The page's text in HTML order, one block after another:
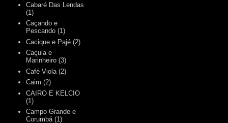
Cabaré Das Lendas
(1)
Caçando e
Pescando (1)
Cacique e Pajé (2)
Caçula e
Marinheiro (3)
Café Viola (2)
Caim (2)
CAIRO E KELCIO
(1)
Campo Grande e
Corumbá (1)